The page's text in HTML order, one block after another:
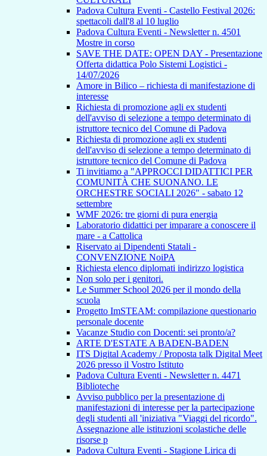
Padova Cultura Eventi - Castello Festival 2026:
spettacoli dall'8 al 10 luglio
Padova Cultura Eventi - Newsletter n. 4501
Mostre in corso
SAVE THE DATE: OPEN DAY - Presentazione
Offerta didattica Polo Sistemi Logistici -
14/07/2026
Amore in Bilico – richiesta di manifestazione di
interesse
Richiesta di promozione agli ex studenti
dell'avviso di selezione a tempo determinato di
istruttore tecnico del Comune di Padova
Richiesta di promozione agli ex studenti
dell'avviso di selezione a tempo determinato di
istruttore tecnico del Comune di Padova
Ti invitiamo a "APPROCCI DIDATTICI PER
COMUNITÀ CHE SUONANO. LE
ORCHESTRE SOCIALI 2026" - sabato 12
settembre
WMF 2026: tre giorni di pura energia
Laboratorio didattici per imparare a conoscere il
mare - a Cattolica
Riservato ai Dipendenti Statali -
CONVENZIONE NoiPA
Richiesta elenco diplomati indirizzo logistica
Non solo per i genitori.
Le Summer School 2026 per il mondo della
scuola
Progetto ImSTEAM: compilazione questionario
personale docente
Vacanze Studio con Docenti: sei pronto/a?
ARTE D'ESTATE A BADEN-BADEN
ITS Digital Academy / Proposta talk Digital Meet
2026 presso il Vostro Istituto
Padova Cultura Eventi - Newsletter n. 4471
Biblioteche
Avviso pubblico per la presentazione di
manifestazioni di interesse per la partecipazione
degli studenti all 'iniziativa "Viaggi del ricordo".
Assegnazione alle istituzioni scolastiche delle
risorse p
Padova Cultura Eventi - Stagione Lirica di